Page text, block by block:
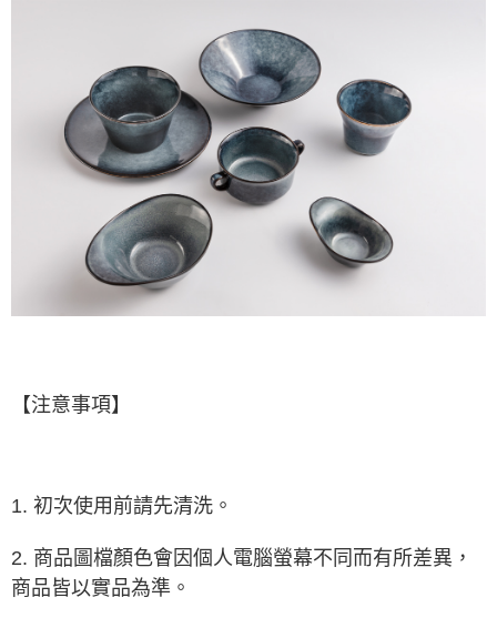
１．透過由恩沛科技股份有限公司提供之「AFTEE先享後付」服務完成之交
易，需依本服務之必要範圍內提供個人資料，並將交易相關給付款項請求債
權轉讓予恩沛科技股份有限公司。
２．關於個人資料處理事宜，請瀏覽以下網址：
https://aftee.tw/terms/#terms3
３．未成年的使用者請事先徵得法定代理人或監護人之同意方可使用
「AFTEE先享後付」，若未經同意申辦者引起之損失，本公司不負相關責
４．使用「AFTEE先享後付」時，將依據個別帳號之用戶狀況，依本公司即
時審查核予不同之上限額度；若仍有額度不足之情形，本公司將視審查結果
請求用戶進行身份認證。
５．嚴禁一人註冊多個帳號或使用他人資訊註冊。若發現惡意使用之情形，
恩沛科技股份有限公司將有權停止該用戶之使用額度並採取法律行動。
【注意事項】
1. 初次使用前請先清洗。
2. 商品圖檔顏色會因個人電腦螢幕不同而有所差異，
商品皆以實品為準。